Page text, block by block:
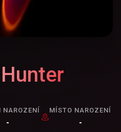
NAROZENÍ
-
MÍSTO NAROZENÍ
-